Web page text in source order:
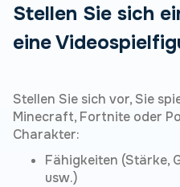
Stellen Sie sich
eine
Stellen Sie sich vor, Sie
Minecraft, Fortnite oder
Charakter:
Fähigkeiten (Stärke,
usw.)